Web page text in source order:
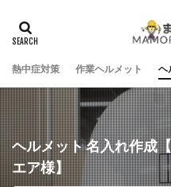
熱中症対策 作業ヘルメット ヘ
ヘルメット 名入れ作成
エア様】